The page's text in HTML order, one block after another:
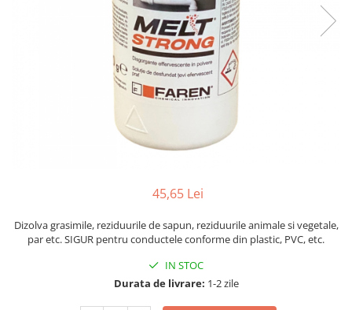
45,65 Lei
Dizolva grasimile, reziduurile de sapun, reziduurile animale si vegetale,
par etc. SIGUR pentru conductele conforme din plastic, PVC, etc.
IN STOC
Durata de livrare: 1-2 zile